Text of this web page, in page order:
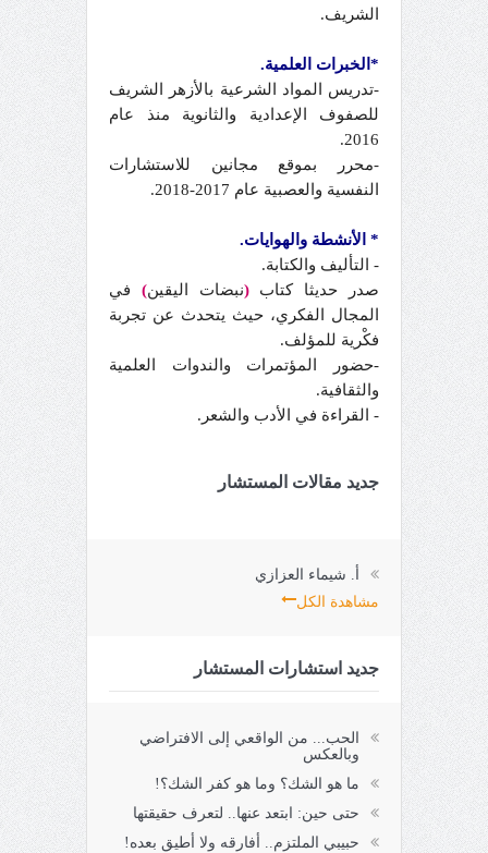
الشريف.
*الخبرات العلمية.
-تدريس المواد الشرعية بالأزهر الشريف
للصفوف الإعدادية والثانوية منذ عام
2016.
-محرر بموقع مجانين للاستشارات
النفسية والعصبية عام 2017-2018.
* الأنشطة والهوايات.
- التأليف والكتابة.
صدر حديثا كتاب(نبضات اليقين) في
المجال الفكري، حيث يتحدث عن تجربة
فكْرية للمؤلف.
-حضور المؤتمرات والندوات العلمية
والثقافية.
- القراءة في الأدب والشعر.
جديد مقالات المستشار
أ. شيماء العزازي
مشاهدة الكل
جديد استشارات المستشار
الحب... من الواقعي إلى الافتراضي
وبالعكس
ما هو الشك؟ وما هو كفر الشك؟!
حتى حين: ابتعد عنها.. لتعرف حقيقتها
حبيبي الملتزم.. أفارقه ولا أطيق بعده!